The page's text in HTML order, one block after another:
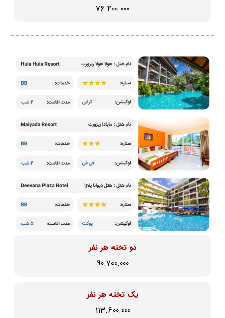
76.400.000
دو تخته هر نفر
90.700.000
یک تخته هر نفر
113.600.000